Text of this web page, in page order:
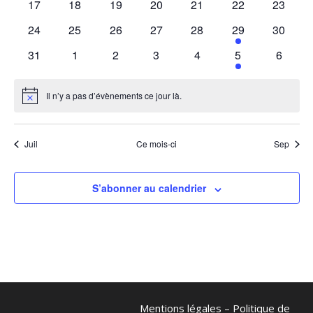
0
17
0
18
0
19
0
20
0
21
0
22
0
23
0
24
0
25
0
26
0
27
0
évènements
28
1
évènement
29
0
30
0
31
0
1
0
2
0
3
0
évènements
4
1
évènement
5
0
6
Notice Il n’y a pas d’évènements ce jour là.
Juil Ce mois-ci Sep
S’abonner au calendrier
Mentions légales – Politique de